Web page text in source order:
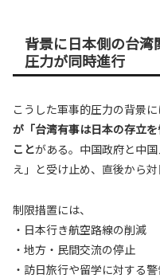
背景に日本側の台
圧力が同時進行
こうした軍事的圧力の背景に
が「台湾有事は日本の存立
ことがある。中国政府と中
え」と受け止め、直後から
制限措置には、
・日本行き航空路線の削減
・地方・民間交流の停止
・訪日旅行や留学に対する